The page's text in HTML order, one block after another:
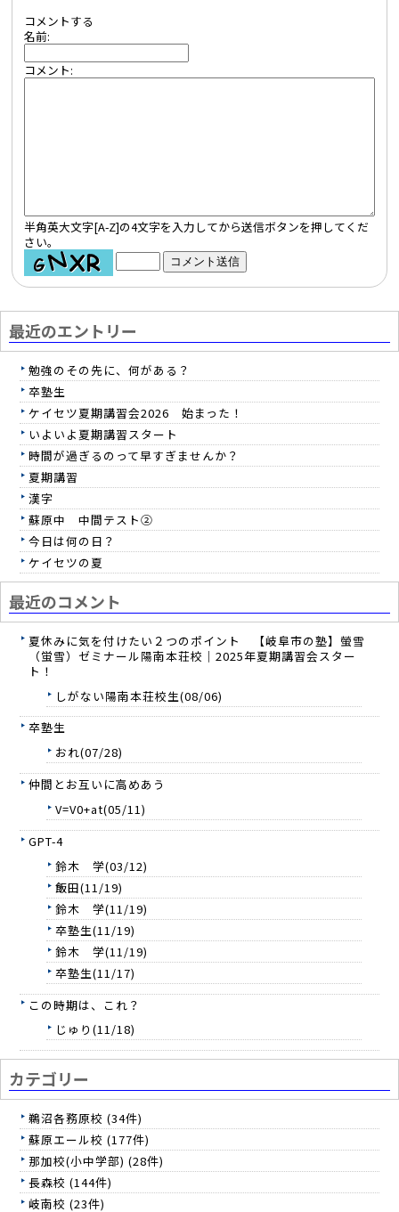
コメントする
名前:
コメント:
半角英大文字[A-Z]の4文字を入力してから送信ボタンを押してくだ
さい。
最近のエントリー
勉強のその先に、何がある？
卒塾生
ケイセツ夏期講習会2026 始まった！
いよいよ夏期講習スタート
時間が過ぎるのって早すぎませんか？
夏期講習
漢字
蘇原中 中間テスト②
今日は何の日？
ケイセツの夏
最近のコメント
夏休みに気を付けたい２つのポイント 【岐阜市の塾】螢雪
（蛍雪）ゼミナール陽南本荘校｜2025年夏期講習会スター
ト！
しがない陽南本荘校生(08/06)
卒塾生
おれ(07/28)
仲間とお互いに高めあう
V=V0+at(05/11)
GPT-4
鈴木 学(03/12)
飯田(11/19)
鈴木 学(11/19)
卒塾生(11/19)
鈴木 学(11/19)
卒塾生(11/17)
この時期は、これ？
じゅり(11/18)
カテゴリー
鵜沼各務原校 (34件)
蘇原エール校 (177件)
那加校(小中学部) (28件)
長森校 (144件)
岐南校 (23件)